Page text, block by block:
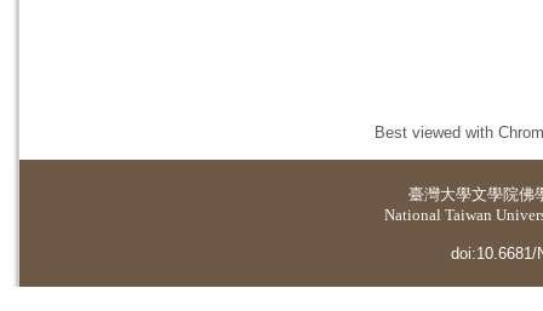
Best viewed with
臺灣大學文學院佛
National Taiwan
doi:10.6681/